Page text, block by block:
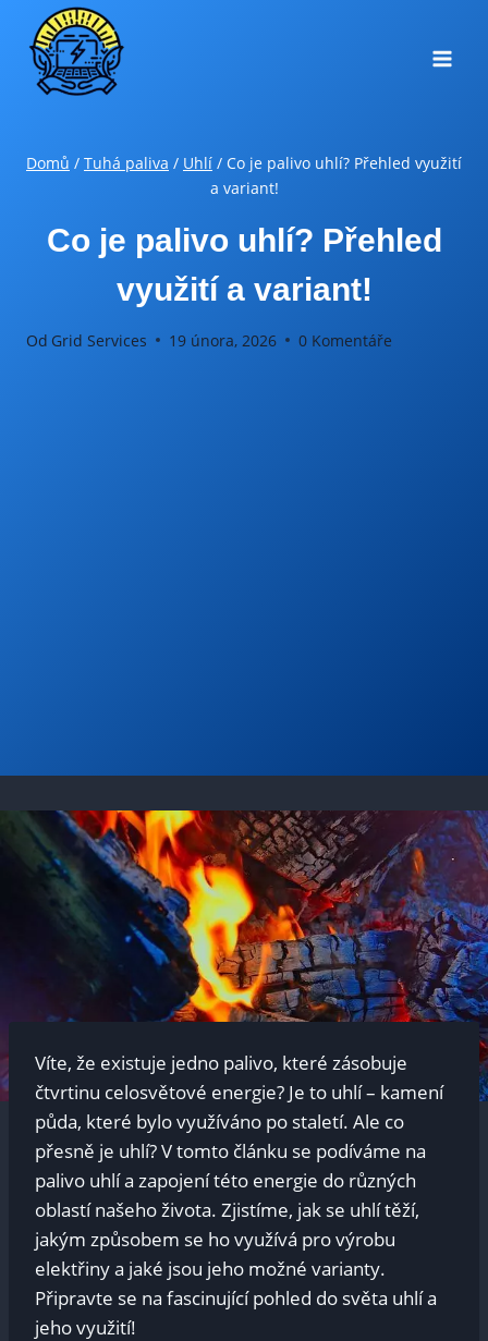
Přeskočit
obsah
Domů / Tuhá paliva / Uhlí / Co je palivo uhlí? Přehled využití
a variant!
Co je palivo uhlí? Přehled
využití a variant!
Od Grid Services 19 února, 2026 0 Komentáře
Víte, že existuje jedno palivo, které zásobuje
čtvrtinu celosvětové energie? Je to uhlí – kamení
půda, které bylo využíváno po staletí. Ale co
přesně je uhlí? V tomto článku se podíváme na
palivo uhlí a zapojení této energie do různých
oblastí našeho života. Zjistíme, jak se uhlí těží,
jakým způsobem se ho využívá pro výrobu
elektřiny a jaké jsou jeho možné varianty.
Připravte se na fascinující pohled do světa uhlí a
jeho využití!